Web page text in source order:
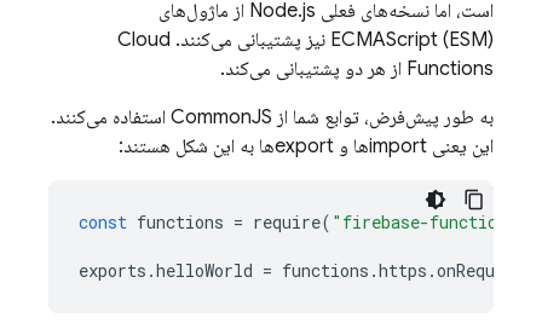
است، اما نسخه‌های فعلی Node.js از ماژول‌های
ECMAScript (ESM) نیز پشتیبانی می‌کنند.
Cloud
Functions از هر دو پشتیبانی می‌کند.
به طور پیش‌فرض، توابع شما از CommonJS استفاده می‌کنند.
این یعنی importها و exportها به این شکل هستند:
const functions = require( "firebase-functions/
exports .helloWorld = functions .https .onRequest